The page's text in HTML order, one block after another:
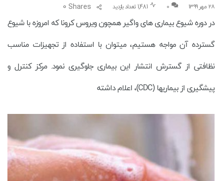
۲۸ مهر ۱۳۹۹ 0 1,481 تعداد بازدید Shares
0
در دوره شیوع بیماری های واگیر همچون ویروس کرونا که امروزه با شیوع
گسترده آن مواجه هستیم، میتوان با استفاده از تجهیزات مناسب
نظافتی از گسترش انتشار این بیماری جلوگیری نمود. مرکز کنترل و
پیشگیری از بیماریها (CDC)، اعلام داشته